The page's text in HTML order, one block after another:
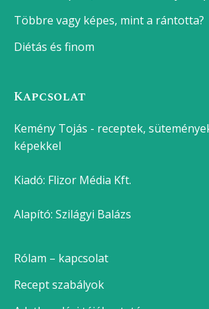
Többre vagy képes, mint a rántotta?
Diétás és finom
Kapcsolat
Kemény Tojás - receptek,
képekkel
Kiadó: Flizor Média Kft.
Alapító: Szilágyi Balázs
Rólam – kapcsolat
Recept szabályok